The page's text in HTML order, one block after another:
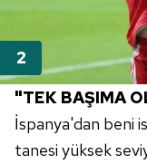
"TEK BAŞIMA
İspanya'dan beni
tanesi yüksek